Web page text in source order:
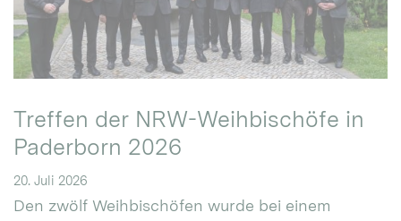
Treffen der NRW-Weihbischöfe in
Paderborn 2026
20. Juli 2026
Den zwölf Weihbischöfen wurde bei einem